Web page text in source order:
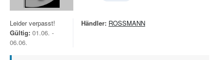
Leider verpasst!
Gültig: 01.06. -
06.06.
Händler: ROSSMANN